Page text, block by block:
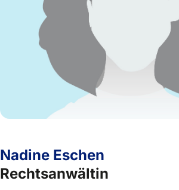
Nadine Eschen
Rechtsanwältin